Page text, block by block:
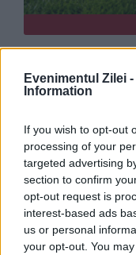
Evenimentul Zilei -
Information
If you wish to opt-out
processing of your
targeted advertising
section to confirm
opt-out request is
interest-based ads
us or personal
your opt-out. You
joacă luni,